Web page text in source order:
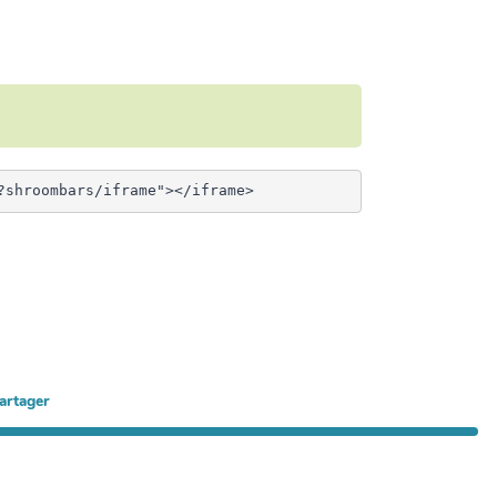
<iframe class="auto-resize" width="100%" scroll="no" frameborder="0" src="https://animagil.net/?shroombars/iframe"></iframe>